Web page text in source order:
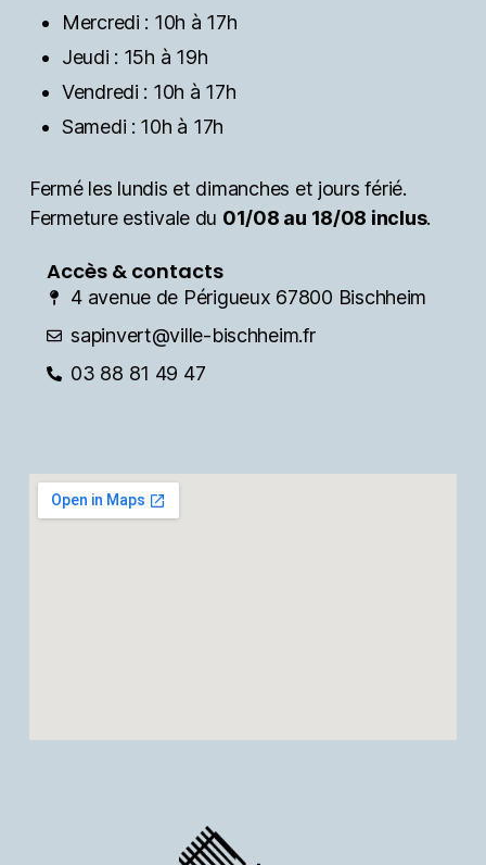
Mercredi : 10h à 17h
Jeudi : 15h à 19h
Vendredi : 10h à 17h
Samedi : 10h à 17h
Fermé les lundis et dimanches et jours férié.
Fermeture estivale du 01/08 au 18/08 inclus.
Accès & contacts
4 avenue de Périgueux 67800 Bischheim
sapinvert@ville-bischheim.fr
03 88 81 49 47